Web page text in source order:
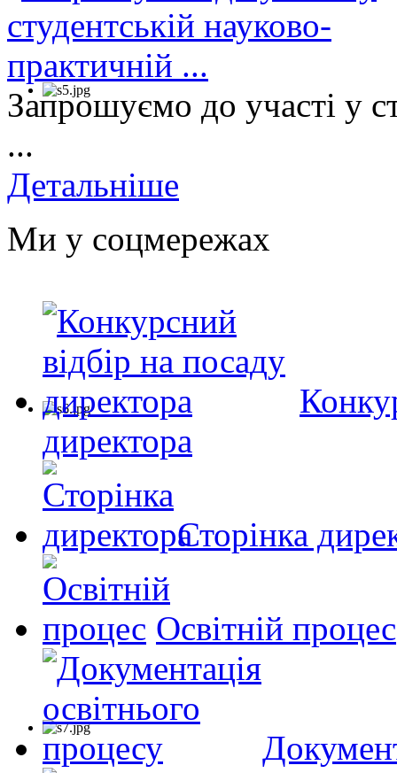
Запрошуємо до участі у
...
Детальніше
Ми у соцмережах
директора
Сторінка
Освітній процес